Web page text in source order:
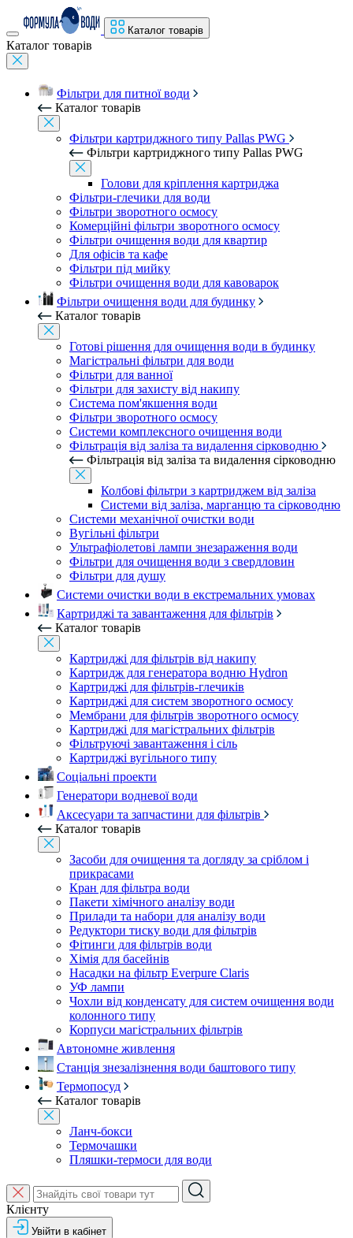
Каталог товарів
Каталог товарів
Фільтри для питної води
Каталог товарів
Фільтри картриджного типу Pallas PWG
Фільтри картриджного типу Pallas PWG
Голови для кріплення картриджа
Фільтри-глечики для води
Фільтри зворотного осмосу
Комерційні фільтри зворотного осмосу
Фільтри очищення води для квартир
Для офісів та кафе
Фільтри під мийку
Фільтри очищення води для кавоварок
Фільтри очищення води для будинку
Каталог товарів
Готові рішення для очищення води в будинку
Магістральні фільтри для води
Фільтри для ванної
Фільтри для захисту від накипу
Система пом'якшення води
Фільтри зворотного осмосу
Системи комплексного очищення води
Фільтрація від заліза та видалення сірководню
Фільтрація від заліза та видалення сірководню
Колбові фільтри з картриджем від заліза
Системи від заліза, марганцю та сірководню
Системи механічної очистки води
Вугільні фільтри
Ультрафіолетові лампи знезараження води
Фільтри для очищення води з свердловин
Фільтри для душу
Системи очистки води в екстремальних умовах
Картриджі та завантаження для фільтрів
Каталог товарів
Картриджі для фільтрів від накипу
Картридж для генератора водню Hydron
Картриджі для фільтрів-глечиків
Картриджі для систем зворотного осмосу
Мембрани для фільтрів зворотного осмосу
Картриджі для магістральних фільтрів
Фільтруючі завантаження і сіль
Картриджі вугільного типу
Соціальні проекти
Генератори водневої води
Аксесуари та запчастини для фільтрів
Каталог товарів
Засоби для очищення та догляду за сріблом і
прикрасами
Кран для фільтра води
Пакети хімічного аналізу води
Прилади та набори для аналізу води
Редуктори тиску води для фільтрів
Фітинги для фільтрів води
Хімія для басейнів
Насадки на фільтр Everpure Claris
УФ лампи
Чохли від конденсату для систем очищення води
колонного типу
Корпуси магістральних фільтрів
Автономне живлення
Станція знезалізнення води баштового типу
Термопосуд
Каталог товарів
Ланч-бокси
Термочашки
Пляшки-термоси для води
Клієнту
Увійти в кабінет